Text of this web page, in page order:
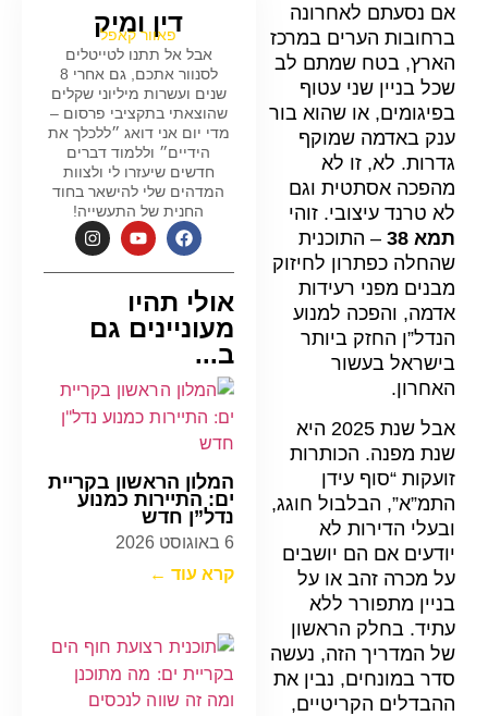
דין ומיק
פאוור קאפל
אבל אל תתנו לטייטלים
לסנוור אתכם, גם אחרי 8
שנים ועשרות מיליוני שקלים
שהוצאתי בתקציבי פרסום –
מדי יום אני דואג ״ללכלך את
הידיים״ וללמוד דברים
חדשים שיעזרו לי ולצוות
המדהים שלי להישאר בחוד
החנית של התעשייה!
אולי תהיו
מעוניינים גם
ב...
המלון הראשון בקריית
ים: התיירות כמנוע
נדל”ן חדש
6 באוגוסט 2026
קרא עוד ←
אם נסעתם לאחרונה
ברחובות הערים במרכז
הארץ, בטח שמתם לב
שכל בניין שני עטוף
בפיגומים, או שהוא בור
ענק באדמה שמוקף
גדרות. לא, זו לא
מהפכה אסתטית וגם
לא טרנד עיצובי. זוהי
תמא 38
– התוכנית
שהחלה כפתרון לחיזוק
מבנים מפני רעידות
אדמה, והפכה למנוע
הנדל”ן החזק ביותר
בישראל בעשור
האחרון.
אבל שנת 2025 היא
שנת מפנה. הכותרות
זועקות “סוף עידן
התמ”א”, הבלבול חוגג,
ובעלי הדירות לא
יודעים אם הם יושבים
על מכרה זהב או על
בניין מתפורר ללא
עתיד. בחלק הראשון
של המדריך הזה, נעשה
סדר במונחים, נבין את
ההבדלים הקריטיים,